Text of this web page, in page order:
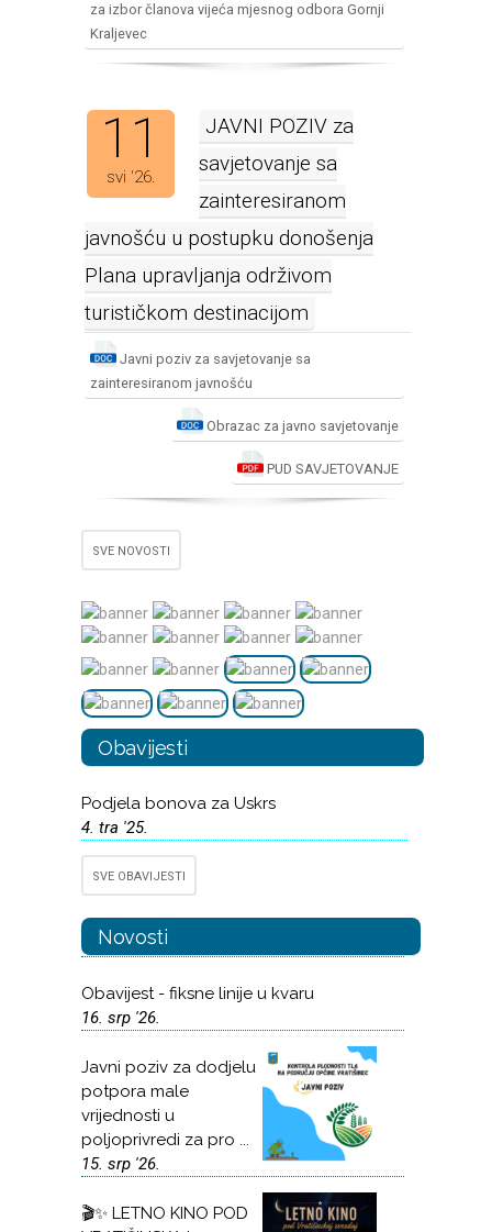
za izbor članova vijeća mjesnog odbora Gornji
Kraljevec
11
svi '26.
JAVNI POZIV za
savjetovanje sa
zainteresiranom
javnošću u postupku donošenja
Plana upravljanja održivom
turističkom destinacijom
Javni poziv za savjetovanje sa
zainteresiranom javnošću
Obrazac za javno savjetovanje
PUD SAVJETOVANJE
SVE NOVOSTI
Obavijesti
Podjela bonova za Uskrs
4. tra '25.
SVE OBAVIJESTI
Novosti
Obavijest - fiksne linije u kvaru
16. srp '26.
Javni poziv za dodjelu
potpora male
vrijednosti u
poljoprivredi za pro ...
15. srp '26.
🎬✨ LETNO KINO POD